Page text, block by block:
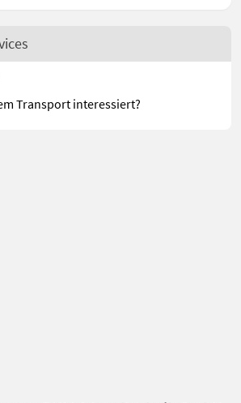
Transport interessiert?